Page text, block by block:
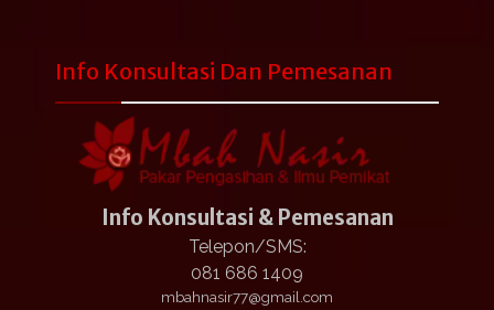
Info Konsultasi Dan Pemesanan
Info Konsultasi & Pemesanan
Telepon/SMS:
081 686 1409
mbahnasir77@gmail.com